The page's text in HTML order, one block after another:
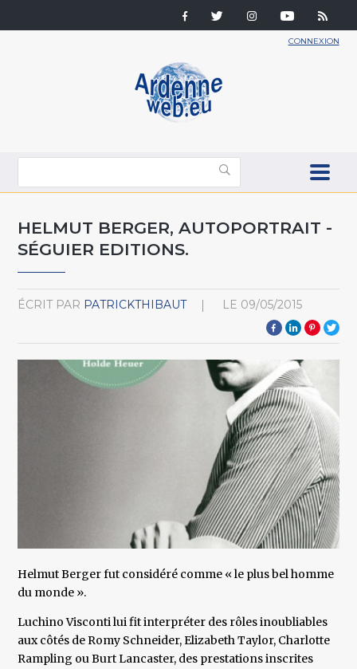
CONNEXION
HELMUT BERGER, AUTOPORTRAIT -
SÉGUIER EDITIONS.
ÉCRIT PAR PATRICKTHIBAUT LE 09/05/2015
Helmut Berger fut considéré comme « le plus bel homme
du monde ».
Luchino Visconti lui fit interpréter des rôles inoubliables
aux côtés de Romy Schneider, Elizabeth Taylor, Charlotte
Rampling ou Burt Lancaster, des prestations inscrites